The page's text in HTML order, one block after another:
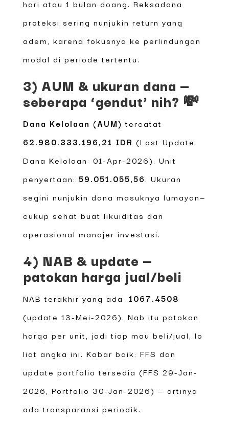
hari atau 1 bulan doang. Reksadana
proteksi sering nunjukin return yang
adem, karena fokusnya ke perlindungan
modal di periode tertentu.
3) AUM & ukuran dana —
seberapa ‘gendut’ nih? 💸
Dana Kelolaan (AUM) tercatat
62.980.333.196,21 IDR (Last Update
Dana Kelolaan: 01-Apr-2026). Unit
penyertaan: 59.051.055,56. Ukuran
segini nunjukin dana masuknya lumayan—
cukup sehat buat likuiditas dan
operasional manajer investasi.
4) NAB & update —
patokan harga jual/beli
NAB terakhir yang ada: 1067.4508
(update 13-Mei-2026). Nab itu patokan
harga per unit, jadi tiap mau beli/jual, lo
liat angka ini. Kabar baik: FFS dan
update portfolio tersedia (FFS 29-Jan-
2026, Portfolio 30-Jan-2026) — artinya
ada transparansi periodik.